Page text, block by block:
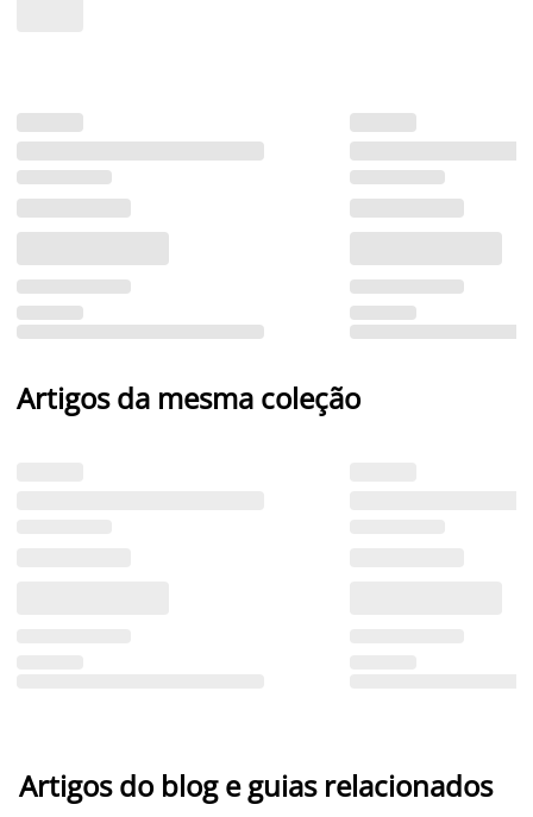
Artigos da mesma coleção
Artigos do blog e guias relacionados